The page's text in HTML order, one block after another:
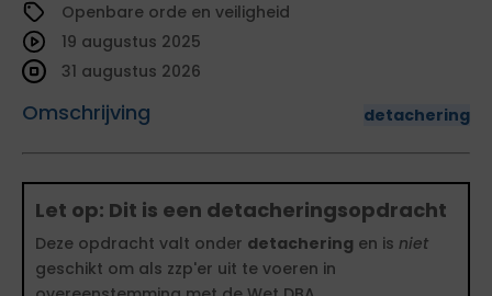
Openbare orde en veiligheid
Omschrijving detachering
19 augustus 2025
31 augustus 2026
Let op: Dit is een detacheringsopdracht
Deze opdracht valt onder detachering en is niet
geschikt om als zzp'er uit te voeren in